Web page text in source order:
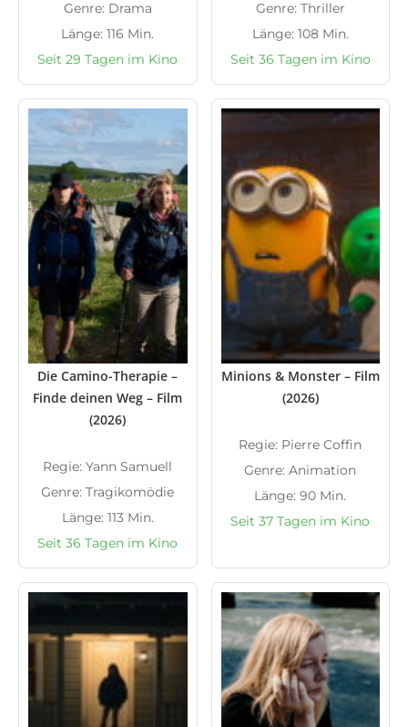
Genre: Drama
Länge: 116 Min.
Seit 29 Tagen im Kino
Genre: Thriller
Länge: 108 Min.
Seit 36 Tagen im Kino
Die Camino-Therapie –
Finde deinen Weg – Film
(2026)
Regie: Yann Samuell
Genre: Tragikomödie
Länge: 113 Min.
Seit 36 Tagen im Kino
Minions & Monster – Film
(2026)
Regie: Pierre Coffin
Genre: Animation
Länge: 90 Min.
Seit 37 Tagen im Kino